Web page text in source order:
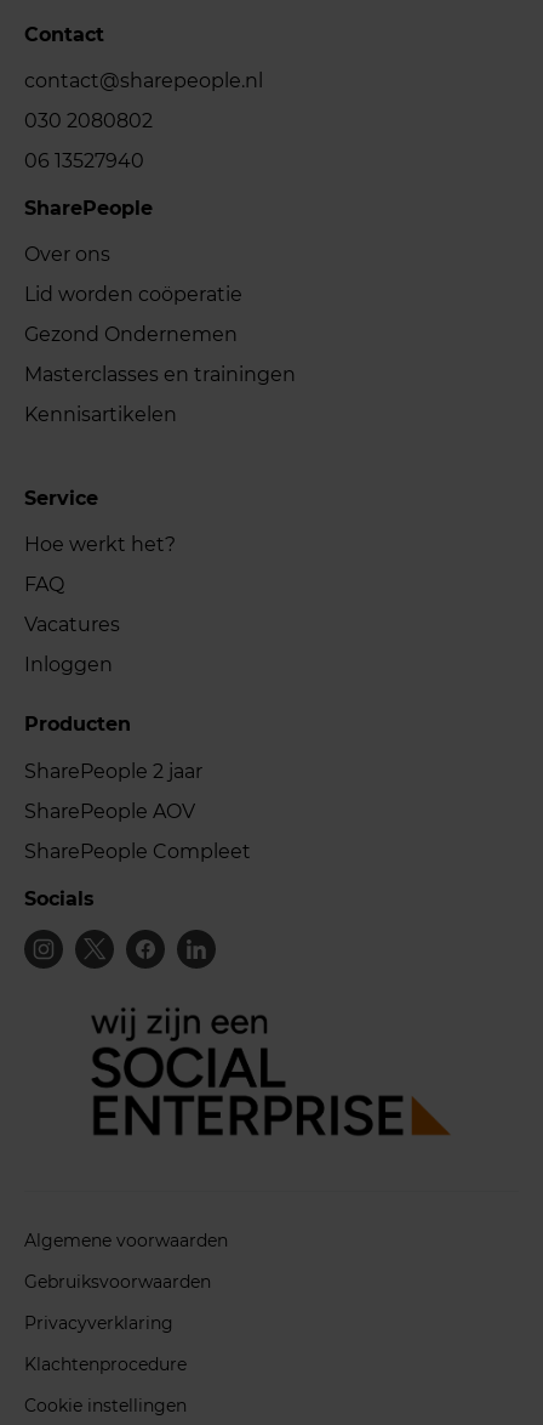
Contact
contact@sharepeople.nl
030 2080802
06 13527940
SharePeople
Over ons
Lid worden coöperatie
Gezond Ondernemen
Masterclasses en trainingen
Kennisartikelen
Service
Hoe werkt het?
FAQ
Vacatures
Inloggen
Producten
SharePeople 2 jaar
SharePeople AOV
SharePeople Compleet
Socials
Algemene voorwaarden
Gebruiksvoorwaarden
Privacyverklaring
Klachtenprocedure
Cookie instellingen